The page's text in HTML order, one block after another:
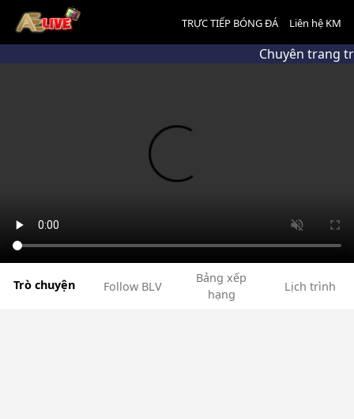
TRỰC TIẾP BÓNG ĐÁ Liên hệ KM
Chuyên trang
Trò chuyện Follow BLV
Bảng xếp
hạng
Lịch trình